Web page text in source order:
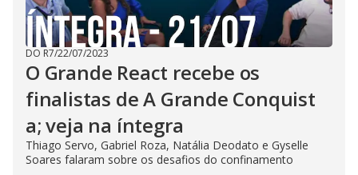
DO R7/22/07/2023
O Grande React recebe os
finalistas de A Grande Conquist
a; veja na íntegra
Thiago Servo, Gabriel Roza, Natália Deodato e Gyselle
Soares falaram sobre os desafios do confinamento